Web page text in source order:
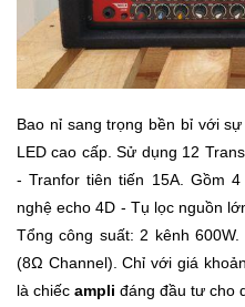
Đẹp
Thiết
Y
Tế
Dụng
Cụ
Massage
Bao nỉ sang trọng bền bỉ với
LED cao cấp. Sử dụng 12
- Tranfor tiên tiến 15A. Gồm
nghệ echo 4D - Tụ lọc nguồn
Tổng công suất: 2 kênh
(8Ω Channel). Chỉ với giá
là chiếc ampli đáng đầu tư cho